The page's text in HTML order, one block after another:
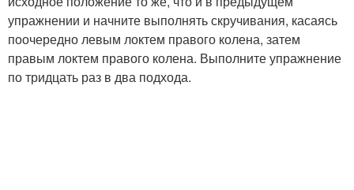
упражнении и начните выполнять скручивания, касаясь
поочередно левым локтем правого колена, затем
правым локтем правого колена. Выполните упражнение
по тридцать раз в два подхода.